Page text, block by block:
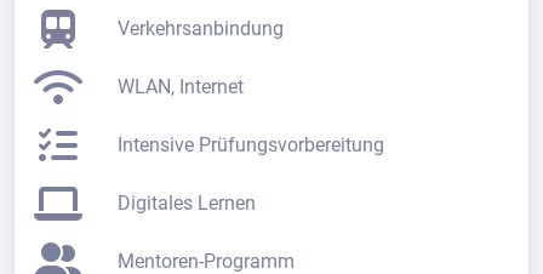
Verkehrsanbindung
WLAN, Internet
Intensive Prüfungsvorbereitung
Digitales Lernen
Mentoren-Programm